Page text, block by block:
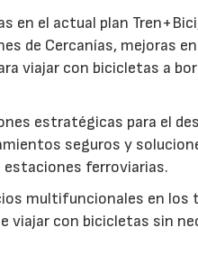
en el actual plan
de Cercanías, mejoras
viajar con bicicletas a
estratégicas para el
seguros y
ferroviarias.
multifuncionales en los
viajar con bicicletas sin